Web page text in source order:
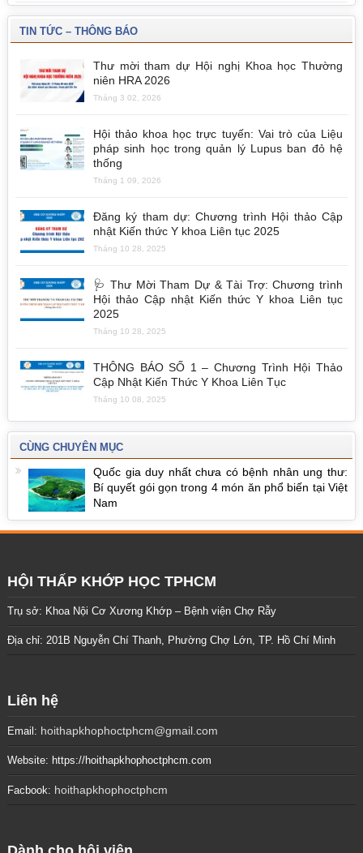
TIN TỨC – THÔNG BÁO
Thư mời tham dự Hội nghị Khoa học Thường
niên HRA 2026
Tháng 3 02, 2026
Hội thảo khoa học trực tuyến: Vai trò của Liệu
pháp sinh học trong quản lý Lupus ban đỏ hệ
thống
Tháng 1 09, 2026
Đăng ký tham dự: Chương trình Hội thảo Cập
nhật Kiến thức Y khoa Liên tục 2025
Tháng 10 28, 2025
🩺 Thư Mời Tham Dự & Tài Trợ: Chương trình
Hội thảo Cập nhật Kiến thức Y khoa Liên tục
2025
Tháng 10 28, 2025
THÔNG BÁO SỐ 1 – Chương Trình Hội Thảo
Cập Nhật Kiến Thức Y Khoa Liên Tục
Tháng 10 08, 2025
CÙNG CHUYÊN MỤC
Quốc gia duy nhất chưa có bệnh nhân ung thư:
Bí quyết gói gọn trong 4 món ăn phổ biến tại Việt
Nam
HỘI THẤP KHỚP HỌC TPHCM
Trụ sở: Khoa Nội Cơ Xương Khớp – Bệnh viện Chợ Rẫy
Địa chỉ: 201B Nguyễn Chí Thanh, Phường Chợ Lớn, TP. Hồ Chí Minh
Liên hệ
Email: hoithapkhophoctphcm@gmail.com
Website: https://hoithapkhophoctphcm.com
Facbook: hoithapkhophoctphcm